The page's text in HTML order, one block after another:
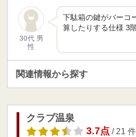
30代 男
性
下駄箱の鍵がバーコ
算したりする仕様 3
関連情報から探す
クラブ温泉
3.7点/ 21 件